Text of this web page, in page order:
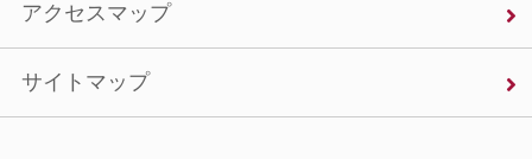
アクセスマップ
サイトマップ